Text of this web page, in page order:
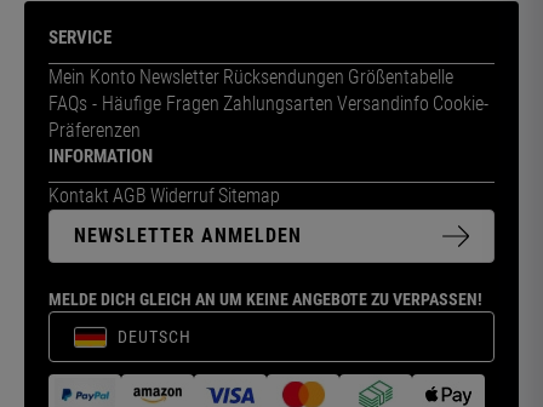
SERVICE
Mein Konto Newsletter Rücksendungen Größentabelle
FAQs - Häufige Fragen Zahlungsarten Versandinfo Cookie-
Präferenzen
INFORMATION
Kontakt AGB Widerruf Sitemap
NEWSLETTER ANMELDEN
MELDE DICH GLEICH AN UM KEINE ANGEBOTE ZU VERPASSEN!
DEUTSCH